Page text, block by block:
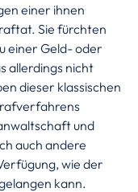
einer ihnen
Sie fürchten
einer Geld- oder
allerdings nicht
dieser klassischen
und
auch andere
wie der
kann.